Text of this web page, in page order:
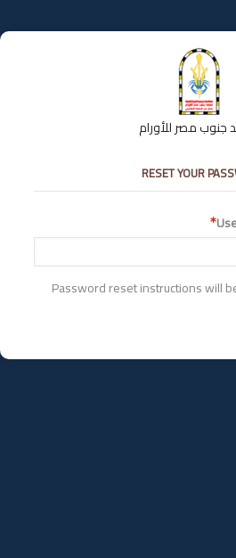
مصر للأورام
RESET YOUR
Password reset instructions will